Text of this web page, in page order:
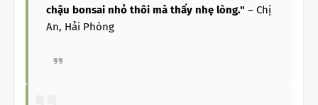
chậu bonsai nhỏ thôi mà thấy nhẹ lòng." – Chị
An, Hải Phòng